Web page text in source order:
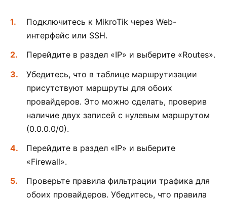
Подключитесь к MikroTik через Web-
интерфейс или SSH.
Перейдите в раздел «IP» и выберите «Routes».
Убедитесь, что в таблице маршрутизации
присутствуют маршруты для обоих
провайдеров. Это можно сделать, проверив
наличие двух записей с нулевым маршрутом
(0.0.0.0/0).
Перейдите в раздел «IP» и выберите
«Firewall».
Проверьте правила фильтрации трафика для
обоих провайдеров. Убедитесь, что правила